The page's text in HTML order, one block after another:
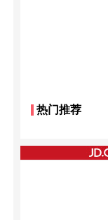
热门推荐